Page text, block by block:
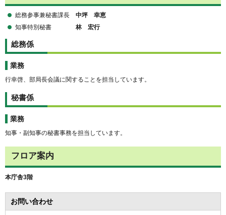
総務参事兼秘書課長 中坪 幸恵
知事特別秘書 林 宏行
総務係
業務
行幸啓、部局長会議に関することを担当しています。
秘書係
業務
知事・副知事の秘書事務を担当しています。
フロア案内
本庁舎3階
お問い合わせ